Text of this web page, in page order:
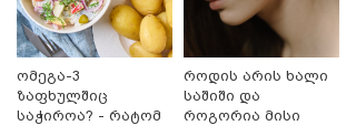
ომეგა-3
ზაფხულშიც
საჭიროა? - რატომ
როდის არის ხალი
საშიში და
როგორია მისი